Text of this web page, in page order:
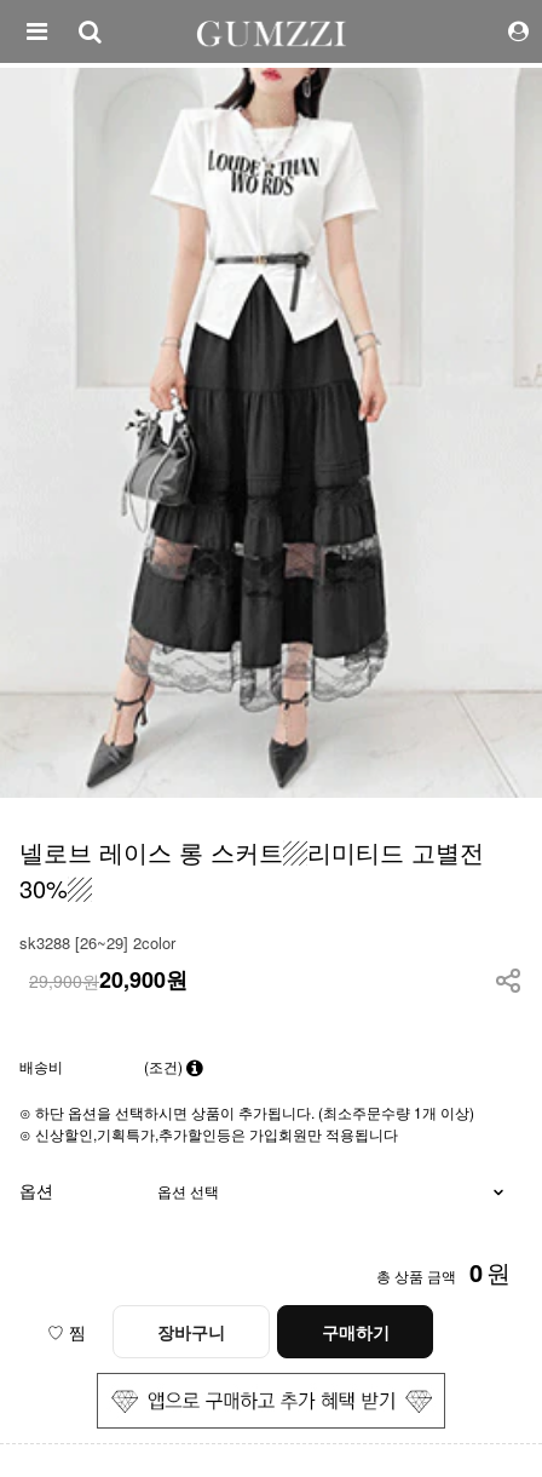
넬로브 레이스 롱 스커트▨리미티드 고별전
30%▨
sk3288 [26~29] 2color
29,900원20,900원
배송비 (조건)
⊙ 하단 옵션을 선택하시면 상품이 추가됩니다. (최소주문수량 1개 이상)
⊙ 신상할인,기획특가,추가할인등은 가입회원만 적용됩니다
옵션
총 상품 금액 0원
♡ 찜 장바구니 구매하기